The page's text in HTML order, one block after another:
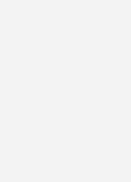
bzw. Unterkühlung
die kältesten
– aktiviert
zu 60 % und